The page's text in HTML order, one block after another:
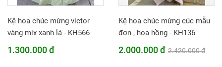
Kệ hoa chúc mừng victor
vàng mix xanh lá - KH566
1.300.000 đ
Kệ hoa chúc mừng cúc mẫu
đơn , hoa hồng - KH136
2.000.000 đ 2.420.000 đ